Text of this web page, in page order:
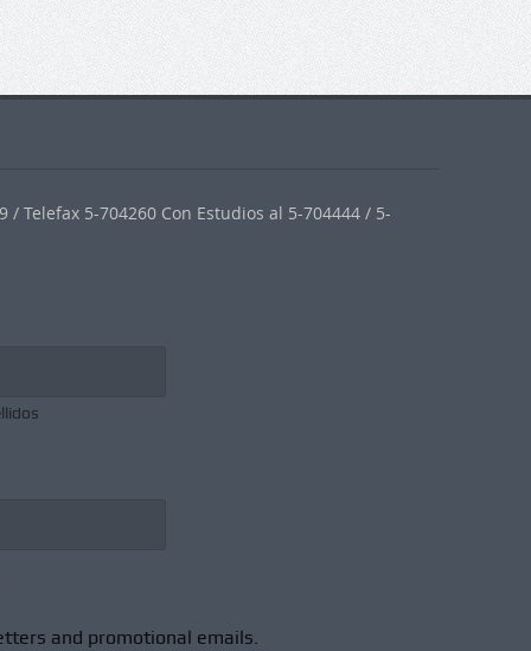
Telefax 5-704260 Con Estudios al 5-704444 / 5-
and promotional emails.